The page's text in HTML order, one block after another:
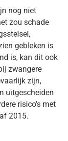
nog niet
zou schade
gebleken is
is, kan dit ook
zwangere
zijn,
uitgescheiden
risico’s met
2015.